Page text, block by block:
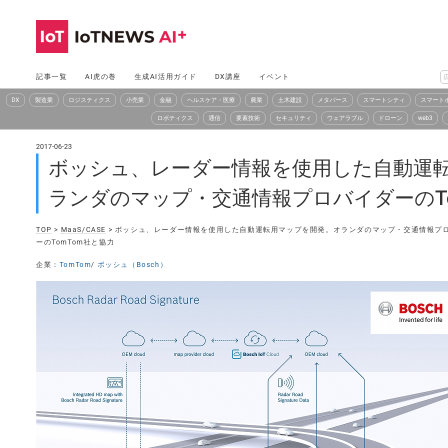
へ
ス
記事一覧 AI虎の巻 生成AI活用ガイド DX講座 イベント
DX 製造業 ロジスティクス 小売業 金融 ヘルスケア・医療 農業 土木建設 メタバース スマートシティ スマート
ロボティクス 通信 要素技術 セキュリティ ウェアラブル ドローン web3
2017-06-23
ボッシュ、レーダー情報を使用した自動運
ランダのマップ・交通情報プロバイダーの
TOP > MaaS/CASE > ボッシュ、レーダー情報を使用した自動運転用マップを開発。オランダのマップ・交通情報プ
ーのTomTom社と協力
企業： TomTom/ ボッシュ（Bosch）